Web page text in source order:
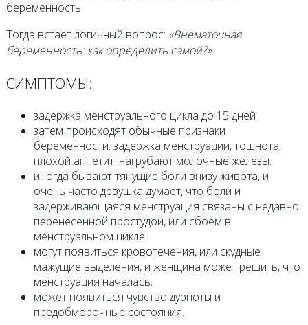
беременность.
Тогда встает логичный вопрос: «Внематочная
беременность: как определить самой?»
СИМПТОМЫ:
задержка менструального цикла до 15 дней
затем происходят обычные признаки
беременности: задержка менструации, тошнота,
плохой аппетит, нагрубают молочные железы.
иногда бывают тянущие боли внизу живота, и
очень часто девушка думает, что боли и
задерживающаяся менструация связаны с недавно
перенесенной простудой, или сбоем в
менструальном цикле.
могут появиться кровотечения, или скудные
мажущие выделения, и женщина может решить, что
менструация началась.
может появиться чувство дурноты и
предобморочные состояния.